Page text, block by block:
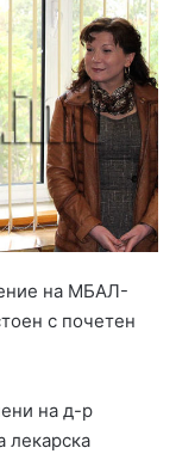
на МБАЛ-
с почетен
на д-р
лекарска